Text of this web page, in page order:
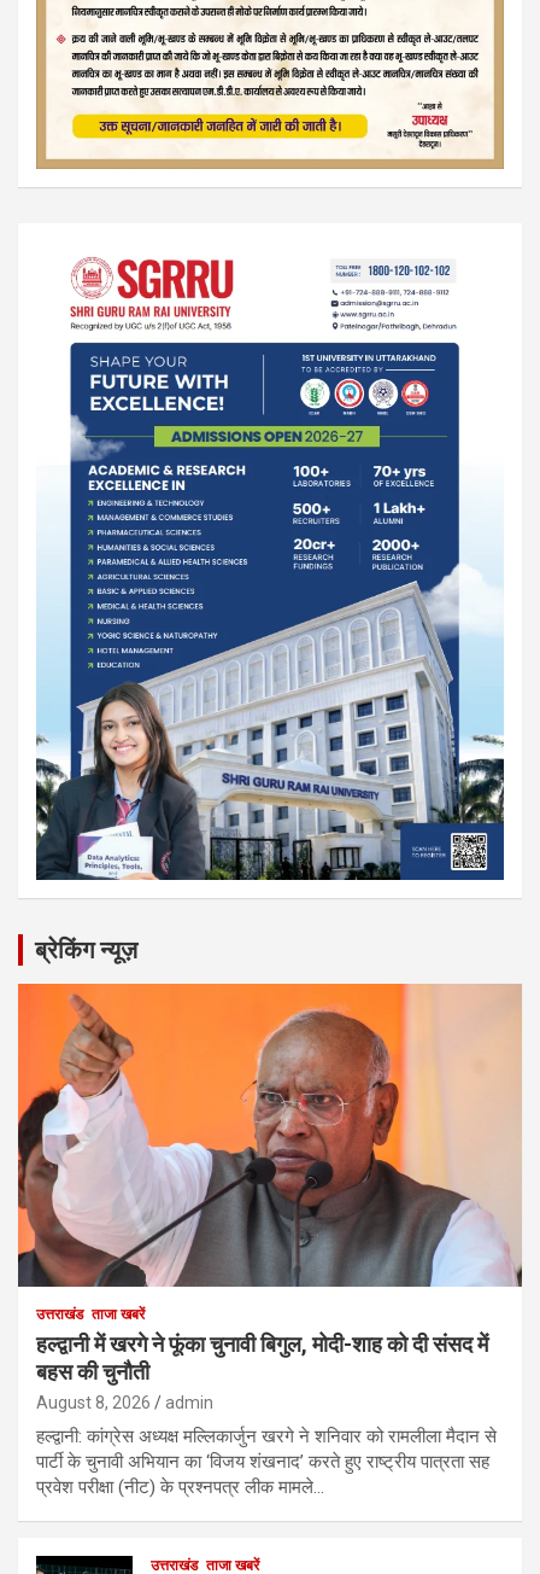
ब्रेकिंग न्यूज़
उत्तराखंड ताजा खबरें
हल्द्वानी में खरगे ने फूंका चुनावी बिगुल, मोदी-शाह को दी संसद में
बहस की चुनौती
August 8, 2026 admin
हल्द्वानी: कांग्रेस अध्यक्ष मल्लिकार्जुन खरगे ने शनिवार को रामलीला मैदान से
पार्टी के चुनावी अभियान का ‘विजय शंखनाद’ करते हुए राष्ट्रीय पात्रता सह
प्रवेश परीक्षा (नीट) के प्रश्नपत्र लीक मामले…
उत्तराखंड ताजा खबरें